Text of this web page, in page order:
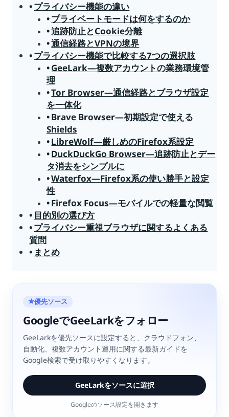
プライバシー機能の違い
プライベートモードは何をするのか
追跡防止とCookie分離
通信経路とVPNの境界
プライバシー機能で比較する7つの選択肢
GeeLark—複数アカウントの業務環境管
理
Tor Browser—通信経路とブラウザ設定
を一体化
Brave Browser—初期設定で使える
Shields
LibreWolf—厳しめのFirefox系設定
DuckDuckGo Browser—追跡防止とデー
タ消去をシンプルに
Waterfox—Firefox系の使い勝手と設定
性
Firefox Focus—モバイルでの軽量な閲覧
目的別の選び方
プライバシー重視ブラウザに関するよくある
質問
まとめ
★優先ソース
GoogleでGeeLarkをフォロー
GeeLarkを優先ソースに設定すると、クラウドフォン、
自動化、複数アカウント運用に関する最新ガイドを
Google検索で受け取りやすくなります。
GeeLarkをソースに選択
Googleのソース設定を開きます